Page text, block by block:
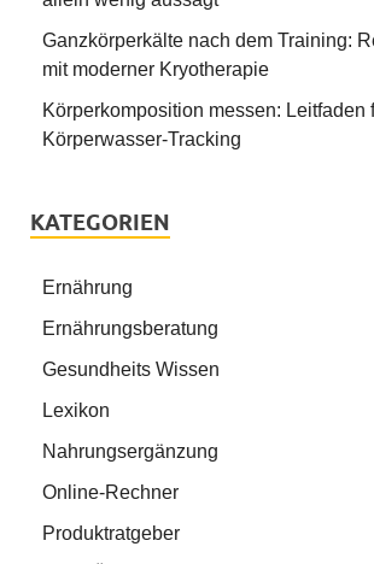
Ganzkörperkälte nach dem Training:
mit moderner Kryotherapie
Körperkomposition messen: Leitfaden
Körperwasser-Tracking
KATEGORIEN
Ernährung
Ernährungsberatung
Gesundheits Wissen
Lexikon
Nahrungsergänzung
Online-Rechner
Produktratgeber